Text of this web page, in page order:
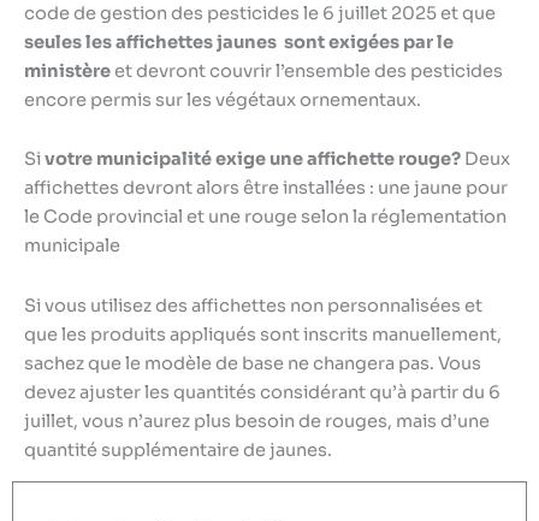
code de gestion des pesticides le 6 juillet 2025 et que
seules les affichettes jaunes sont exigées par le
ministèreet devront couvrir l’ensemble des pesticides
encore permis sur les végétaux ornementaux.
Sivotre municipalité exige une affichette rouge? Deux
affichettes devront alors être installées : une jaune pour
le Code provincial et une rouge selon la réglementation
municipale
Si vous utilisez des affichettes non personnalisées et
que les produits appliqués sont inscrits manuellement,
sachez que le modèle de base ne changera pas. Vous
devez ajuster les quantités considérant qu’à partir du 6
juillet, vous n’aurez plus besoin de rouges, mais d’une
quantité supplémentaire de jaunes.